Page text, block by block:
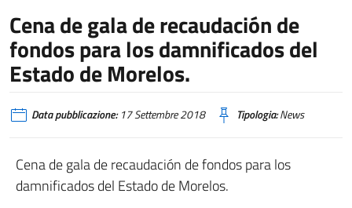
Cena de gala de recaudación de
fondos para los damnificados del
Estado de Morelos.
Data pubblicazione:17 Settembre 2018 Tipologia:News
Cena de gala de recaudación de fondos para los
damnificados del Estado de Morelos.